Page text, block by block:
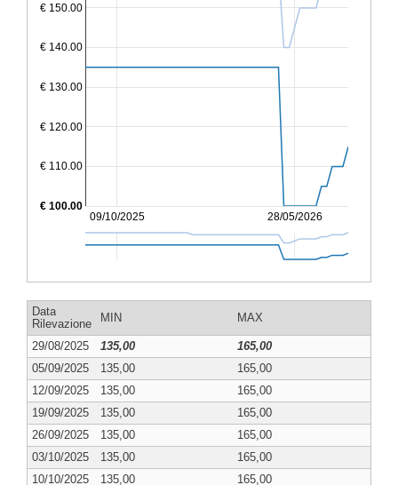
09/10/2025 28/05/2026
€ 110.00
€ 120.00
€ 130.00
€ 140.00
€ 150.00
€ 100.00
Data
Rilevazione
MIN MAX
29/08/2025 135,00
165,00
05/09/2025
135,00
165,00
12/09/2025
135,00
165,00
19/09/2025
135,00
165,00
26/09/2025
135,00
165,00
03/10/2025
135,00
165,00
10/10/2025
135,00
165,00